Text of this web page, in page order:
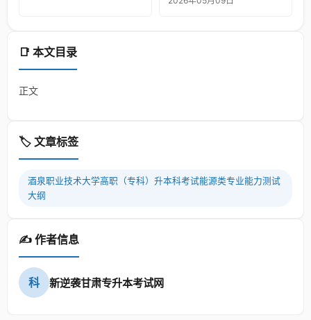
📑 本文目录
正文
🏷️ 文章标签
酒泉职业技术大学高职（专科）升本科考试能源类专业能力测试
大纲
✍️ 作者信息
科 新逆袭甘肃专升本考试网